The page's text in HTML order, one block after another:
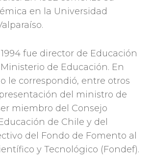
en la Universidad
fue director de Educación
de Educación. En
le correspondió, entre otros
del ministro de
miembro del Consejo
de Chile y del
del Fondo de Fomento al
y Tecnológico (Fondef).